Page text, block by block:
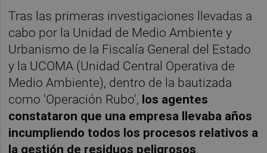
Tras las primeras investigaciones llevadas a
cabo por la Unidad de Medio Ambiente y
Urbanismo de la Fiscalía General del Estado
y la UCOMA (Unidad Central Operativa de
Medio Ambiente), dentro de la bautizada
como 'Operación Rubo', los agentes
constataron que una empresa llevaba años
incumpliendo todos los procesos relativos a
la gestión de residuos peligrosos.